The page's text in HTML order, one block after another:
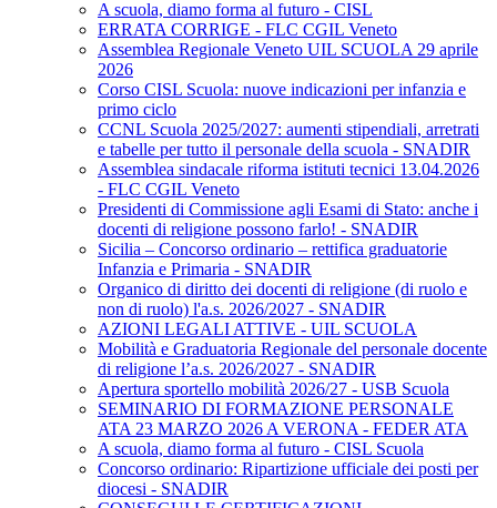
A scuola, diamo forma al futuro - CISL
ERRATA CORRIGE - FLC CGIL Veneto
Assemblea Regionale Veneto UIL SCUOLA 29 aprile
2026
Corso CISL Scuola: nuove indicazioni per infanzia e
primo ciclo
CCNL Scuola 2025/2027: aumenti stipendiali, arretrati
e tabelle per tutto il personale della scuola - SNADIR
Assemblea sindacale riforma istituti tecnici 13.04.2026
- FLC CGIL Veneto
Presidenti di Commissione agli Esami di Stato: anche i
docenti di religione possono farlo! - SNADIR
Sicilia – Concorso ordinario – rettifica graduatorie
Infanzia e Primaria - SNADIR
Organico di diritto dei docenti di religione (di ruolo e
non di ruolo) l'a.s. 2026/2027 - SNADIR
AZIONI LEGALI ATTIVE - UIL SCUOLA
Mobilità e Graduatoria Regionale del personale docente
di religione l’a.s. 2026/2027 - SNADIR
Apertura sportello mobilità 2026/27 - USB Scuola
SEMINARIO DI FORMAZIONE PERSONALE
ATA 23 MARZO 2026 A VERONA - FEDER ATA
A scuola, diamo forma al futuro - CISL Scuola
Concorso ordinario: Ripartizione ufficiale dei posti per
diocesi - SNADIR